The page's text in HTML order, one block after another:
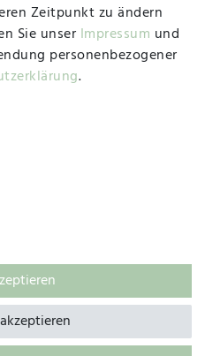
SILC GmbH
Zeitpunkt zu ändern
Sie unser Impressum und
personenbezogener
.